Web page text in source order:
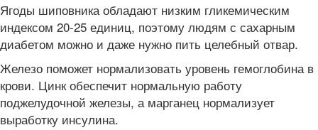
Ягоды шиповника обладают низким гликемическим
индексом 20-25 единиц, поэтому людям с сахарным
диабетом можно и даже нужно пить целебный отвар.
Железо поможет нормализовать уровень гемоглобина в
крови. Цинк обеспечит нормальную работу
поджелудочной железы, а марганец нормализует
выработку инсулина.